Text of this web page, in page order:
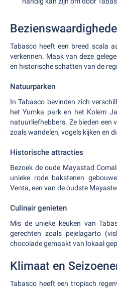
Tabasco heeft een breed scala
verkennen. Maak van deze
en historische schatten van de
Natuurparken
In Tabasco bevinden zich
het Yumka park en het Kolem
natuurliefhebbers. Ze bieden een
zoals wandelen, vogels kijken en
Historische attracties
Bezoek de oude Mayastad
unieke rode bakstenen
Venta, een van de oudste
Culinair genieten
Mis de unieke keuken van
gerechten zoals pejelagarto
chocolade gemaakt van lokaal
Klimaat en
Tabasco heeft een tropisch